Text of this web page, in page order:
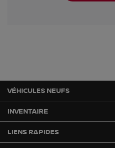
VÉHICULES NEUFS
INVENTAIRE
LIENS RAPIDES